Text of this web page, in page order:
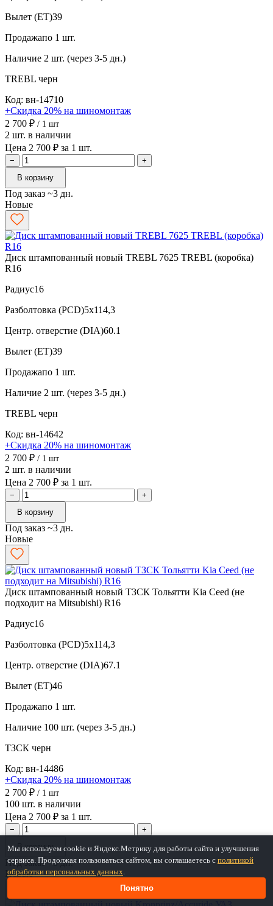
Вылет (ET)39
Продажапо 1 шт.
Наличие 2 шт. (через 3-5 дн.)
TREBL черн
Код: вн-14710
+Скидка 20% на шиномонтаж
2 700 ₽ / 1 шт
2 шт. в наличии
Цена 2 700 ₽ за 1 шт.
−
+
В корзину
Под заказ ~3 дн.
Новые
Диск штампованный новый TREBL 7625 TREBL (коробка)
R16
Радиус16
Разболтовка (PCD)5x114,3
Центр. отверстие (DIA)60.1
Вылет (ET)39
Продажапо 1 шт.
Наличие 2 шт. (через 3-5 дн.)
TREBL черн
Код: вн-14642
+Скидка 20% на шиномонтаж
2 700 ₽ / 1 шт
2 шт. в наличии
Цена 2 700 ₽ за 1 шт.
−
+
В корзину
Под заказ ~3 дн.
Новые
Диск штампованный новый ТЗСК Тольятти Kia Ceed (не
подходит на Mitsubishi) R16
Радиус16
Разболтовка (PCD)5x114,3
Центр. отверстие (DIA)67.1
Вылет (ET)46
Продажапо 1 шт.
Наличие 100 шт. (через 3-5 дн.)
ТЗСК черн
Код: вн-14486
+Скидка 20% на шиномонтаж
2 700 ₽ / 1 шт
100 шт. в наличии
Цена 2 700 ₽ за 1 шт.
−
+
В корзину
Под заказ ~3 дн.
Новые
Мы используем cookie и Яндекс.Метрику для работы сайта и улучшения
сервиса. Продолжая пользоваться сайтом, вы соглашаетесь с политикой
обработки персональных данных.
Понятно